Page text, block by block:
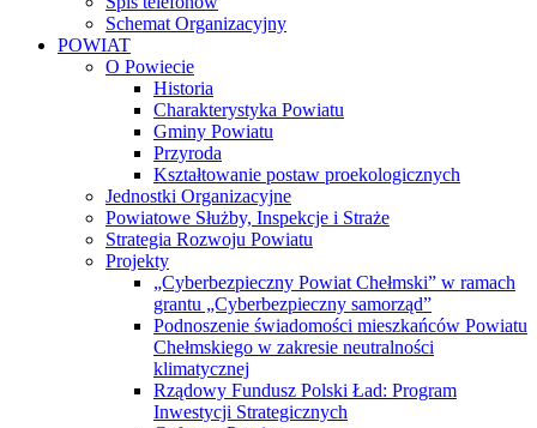
Schemat Organizacyjny
POWIAT
O Powiecie
Historia
Charakterystyka Powiatu
Gminy Powiatu
Przyroda
Kształtowanie postaw proekologicznych
Jednostki Organizacyjne
Powiatowe Służby, Inspekcje i Straże
Strategia Rozwoju Powiatu
Projekty
„Cyberbezpieczny Powiat Chełmski” w ramach
grantu „Cyberbezpieczny samorząd”
Podnoszenie świadomości mieszkańców Powiatu
Chełmskiego w zakresie neutralności
klimatycznej
Rządowy Fundusz Polski Ład: Program
Inwestycji Strategicznych